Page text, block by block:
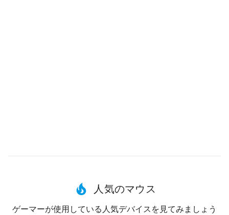
人気のマウス
ゲーマーが使用している人気デバイスを見てみましょう